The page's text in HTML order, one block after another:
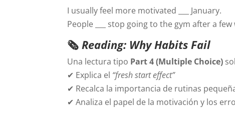
I usually feel more motivated ___ January.
People ___ stop going to the gym after a few
🗞Reading: Why Habits Fail
Una lectura tipo Part 4 (Multiple Choice)
✔ Explica el “fresh start effect”
✔ Recalca la importancia de rutinas
✔ Analiza el papel de la motivación y los